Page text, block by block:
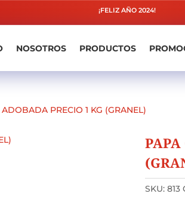
¡FELIZ AÑO 2024!
NOSOTROS PRODUCTOS
PRECIO 1 KG (GRANEL)
PAPA
SKU: 813